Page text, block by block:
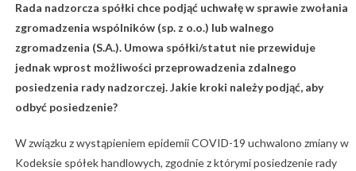
Rada nadzorcza spółki chce podjąć uchwałę w sprawie zwołania
zgromadzenia wspólników (sp. z o.o.) lub walnego
zgromadzenia (S.A.). Umowa spółki/statut nie przewiduje
jednak wprost możliwości przeprowadzenia zdalnego
posiedzenia rady nadzorczej. Jakie kroki należy podjąć, aby
odbyć posiedzenie?
W związku z wystąpieniem epidemii COVID-19 uchwalono zmiany w
Kodeksie spółek handlowych, zgodnie z którymi posiedzenie rady